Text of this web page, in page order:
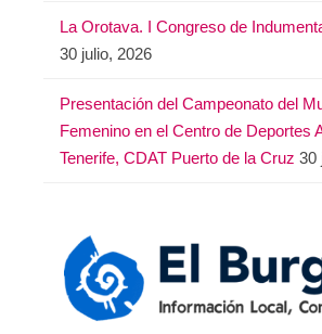
La Orotava. I Congreso de
30 julio, 2026
Presentación del Campeonato del
Femenino en el Centro de Deportes
Tenerife, CDAT Puerto de la Cruz 30